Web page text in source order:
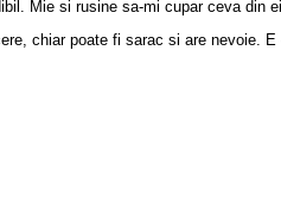
Mie si rusine sa-mi cupar ceva din
chiar poate fi sarac si are nevoie.